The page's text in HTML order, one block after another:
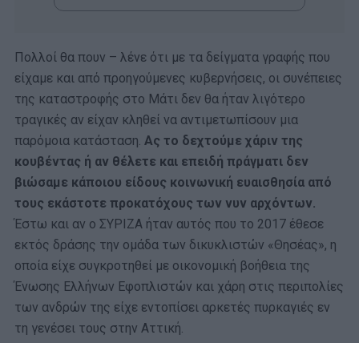
Πολλοί θα πουν – λένε ότι με τα δείγματα γραφής που
είχαμε και από προηγούμενες κυβερνήσεις, οι συνέπειες
της καταστροφής στο Μάτι δεν θα ήταν λιγότερο
τραγικές αν είχαν κληθεί να αντιμετωπίσουν μια
παρόμοια κατάσταση. Ας το δεχτούμε χάριν της
κουβέντας ή αν θέλετε και επειδή πράγματι δεν
βιώσαμε κάποιου είδους κοινωνική ευαισθησία από
τους εκάστοτε προκατόχους των νυν αρχόντων.
Έστω και αν ο ΣΥΡΙΖΑ ήταν αυτός που το 2017 έθεσε
εκτός δράσης την ομάδα των δικυκλιστών «Θησέας», η
οποία είχε συγκροτηθεί με οικονομική βοήθεια της
Ένωσης Ελλήνων Εφοπλιστών και χάρη στις περιπολίες
των ανδρών της είχε εντοπίσει αρκετές πυρκαγιές εν
τη γενέσει τους στην Αττική.